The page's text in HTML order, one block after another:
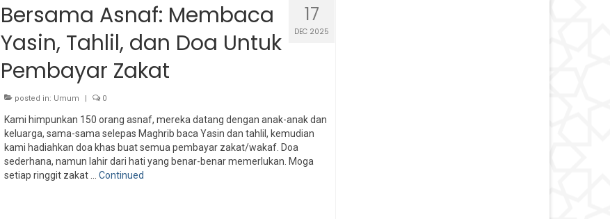
17
DEC 2025
Bersama Asnaf: Membaca
Yasin, Tahlil, dan Doa Untuk
Pembayar Zakat
posted in: Umum 0
Kami himpunkan 150 orang asnaf, mereka datang dengan anak-anak dan
keluarga, sama-sama selepas Maghrib baca Yasin dan tahlil, kemudian
kami hadiahkan doa khas buat semua pembayar zakat/wakaf. Doa
sederhana, namun lahir dari hati yang benar-benar memerlukan. Moga
setiap ringgit zakat … Continued